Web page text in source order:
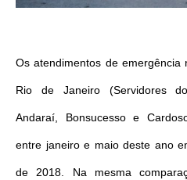
Os atendimentos de emergência
Rio de Janeiro (Servidores
Andaraí, Bonsucesso e
entre janeiro e maio deste ano
de 2018. Na mesma